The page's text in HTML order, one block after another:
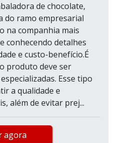
de chocolate,
do ramo empresarial
na companhia mais
conhecendo detalhes
e custo-benefício.É
produto deve ser
Esse tipo
a qualidade e
além de evitar prej...
agora